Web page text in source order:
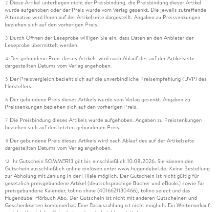
2 Diese Artikel unterliegen nicht der Preisbindung, die Preisbindung dieser Artikel
wurde aufgehoben oder der Preis wurde vom Verlag gesenkt. Die jeweils zutreffende
Alternative wird Ihnen auf der Artikelseite dargestellt. Angaben zu Preissenkungen
beziehen sich auf den vorherigen Preis.
3 Durch Öffnen der Leseprobe willigen Sie ein, dass Daten an den Anbieter der
Leseprobe übermittelt werden.
4 Der gebundene Preis dieses Artikels wird nach Ablauf des auf der Artikelseite
dargestellten Datums vom Verlag angehoben.
5 Der Preisvergleich bezieht sich auf die unverbindliche Preisempfehlung (UVP) des
Herstellers.
6 Der gebundene Preis dieses Artikels wurde vom Verlag gesenkt. Angaben zu
Preissenkungen beziehen sich auf den vorherigen Preis.
7 Die Preisbindung dieses Artikels wurde aufgehoben. Angaben zu Preissenkungen
beziehen sich auf den letzten gebundenen Preis.
8 Der gebundene Preis dieses Artikels wird nach Ablauf des auf der Artikelseite
dargestellten Datums vom Verlag angehoben.
12 Ihr Gutschein SOMMER13 gilt bis einschließlich 10.08.2026. Sie können den
Gutschein ausschließlich online einlösen unter www.hugendubel.de. Keine Bestellung
zur Abholung mit Zahlung in der Filiale möglich. Der Gutschein ist nicht gültig für
gesetzlich preisgebundene Artikel (deutschsprachige Bücher und eBooks) sowie für
preisgebundene Kalender, tolino shine (4016621130466), tolino select und das
Hugendubel Hörbuch Abo. Der Gutschein ist nicht mit anderen Gutscheinen und
Geschenkkarten kombinierbar. Eine Barauszahlung ist nicht möglich. Ein Weiterverkauf